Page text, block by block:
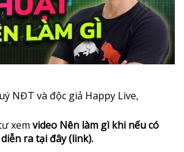
NĐT và độc giả Happy Live,
xem video Nên làm gì khi nếu có
ratại đây (link).